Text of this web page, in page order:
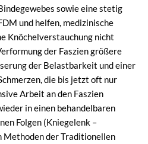
sowie eine stetig
und helfen, medizinische
Knöchelverstauchung nicht
der Faszien größere
der Belastbarkeit und einer
die bis jetzt oft nur
Arbeit an den Faszien
in einen behandelbaren
Folgen (Kniegelenk –
Methoden der Traditionellen